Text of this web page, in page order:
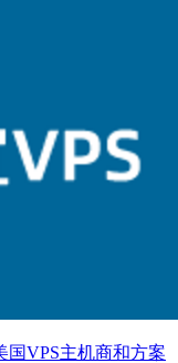
国VPS主机商和方案